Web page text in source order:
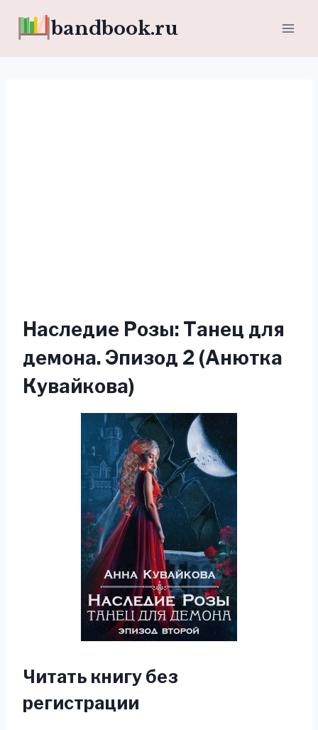
bandbook.ru
Наследие Розы: Танец для
демона. Эпизод 2 (Анютка
Кувайкова)
Читать книгу без
регистрации